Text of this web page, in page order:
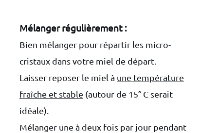
Mélanger régulièrement :
Bien mélanger pour répartir les micro-
cristaux dans votre miel de départ.
Laisser reposer le miel à une température
fraîche et stable (autour de 15° C serait
idéale).
Mélanger une à deux fois par jour pendant